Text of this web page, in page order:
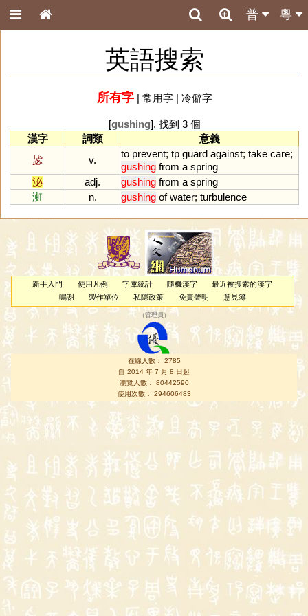
粵
普
英語搜索
所有字| 常用字| 冷僻字
[gushing], 找到 3 個
漢字
詞類
意義
毖
v.
to prevent; tp guard against; take care;
gushing from a spring
泌
adj. gushing from a spring
渱
n. gushing of water; turbulence
新手入門 使用凡例 字庫統計 隨機漢字
最近被搜索的漢字
鳴謝
製作單位 私隱政策 免責聲明 意見簿
（管理員 ）
在線人數： 2785
自 2014 年 7 月 8 日起
瀏覽人數： 80442590
使用次數： 294606483